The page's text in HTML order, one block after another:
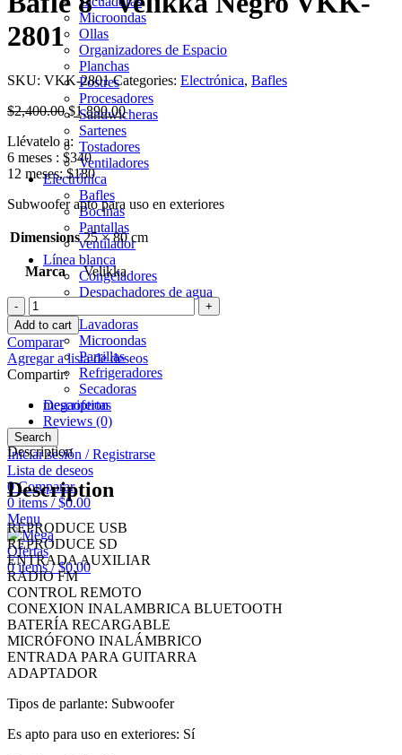
Microondas
Ollas
Organizadores de Espacio
Planchas
Postres
Procesadores
Sandwicheras
Sartenes
Tostadores
Ventiladores
Electrónica
Bafles
Bocinas
Pantallas
ventilador
Línea blanca
Congeladores
Despachadores de agua
Lavadoras
Microondas
Parrillas
Refrigeradores
Secadoras
megaofertas
Search
Iniciar sesión / Registrarse
Lista de deseos
0 Comparar
0 items / $0.00
Menu
0items / $0.00
2801
SKU: VKK-2801Categories: Electrónica, Bafles
$2,400.00 $1,890.00
Llévatelo a:
6 meses : $340
12 meses:$180
Subwoofer apto para uso en exteriores
Dimensions 25 × 80 cm
Marca Velikka
Bafle
8"
Velikka
Negro
VKK-
2801
quantity
Add to cart
Comparar
Agregar a lista de deseos
Compartir:
Description
Reviews (0)
Description
Description
REPRODUCE USB
REPRODUCE SD
ENTRADA AUXILIAR
RADIO FM
CONTROL REMOTO
CONEXION INALAMBRICA BLUETOOTH
BATERÍA RECARGABLE
MICRÓFONO INALÁMBRICO
ENTRADA PARA GUITARRA
ADAPTADOR
Tipos de parlante: Subwoofer
Es apto para uso en exteriores: Sí